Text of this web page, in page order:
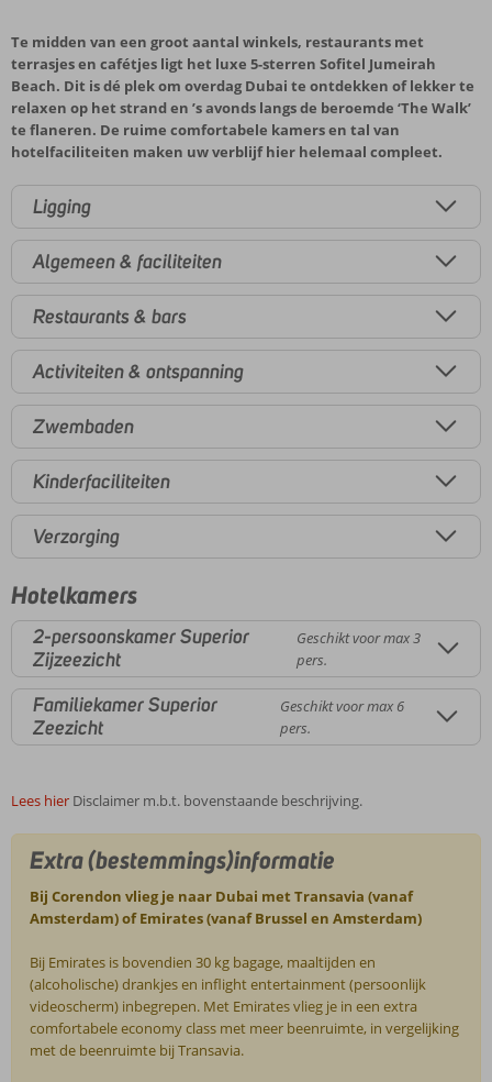
Te midden van een groot aantal winkels, restaurants met
terrasjes en cafétjes ligt het luxe 5-sterren Sofitel Jumeirah
Beach. Dit is dé plek om overdag Dubai te ontdekken of lekker te
relaxen op het strand en ’s avonds langs de beroemde ‘The Walk’
te flaneren. De ruime comfortabele kamers en tal van
hotelfaciliteiten maken uw verblijf hier helemaal compleet.
Ligging
Algemeen & faciliteiten
Restaurants & bars
Activiteiten & ontspanning
Zwembaden
Kinderfaciliteiten
Verzorging
Hotelkamers
2-persoonskamer Superior
Zijzeezicht
Geschikt voor max 3
pers.
Familiekamer Superior
Zeezicht
Geschikt voor max 6
pers.
Lees hier Disclaimer m.b.t. bovenstaande beschrijving.
Extra (bestemmings)informatie
Bij Corendon vlieg je naar Dubai met Transavia (vanaf
Amsterdam) of Emirates (vanaf Brussel en Amsterdam)
Bij Emirates is bovendien 30 kg bagage, maaltijden en
(alcoholische) drankjes en inflight entertainment (persoonlijk
videoscherm) inbegrepen. Met Emirates vlieg je in een extra
comfortabele economy class met meer beenruimte, in vergelijking
met de beenruimte bij Transavia.